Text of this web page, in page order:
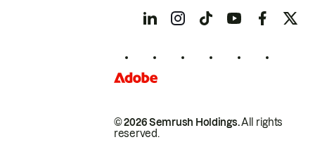
© 2026 Semrush Holdings.All rights
reserved.